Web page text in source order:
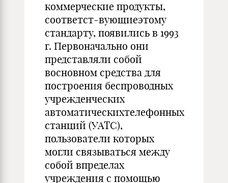
коммерческие продукты,
соответст-вующиеэтому
стандарту, появились в 1993
г. Первоначально они
представляли собой
восновном средства для
построения беспроводных
учрежденческих
автоматическихтелефонных
станций (УАТС),
пользователи которых
могли связываться между
собой впределах
учреждения с помощью